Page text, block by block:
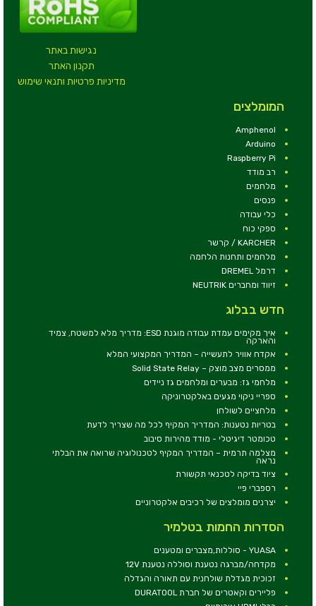
נגישות באתר
תקנון האתר
מדיניות פרטיות ותנאי שימוש
המומלצים
Amphenol
Arduino
Raspberry Pi
רב מודד
מלחמים
פנסים
כלי עבודה
ספקי כוח
KARCHER / קרשר
מלחמים ותחנות הלחמה
דרמל DREMEL
זיווד ומחברים NEUTRIK
חדש בבלוג
איך מקימים עמדת עבודה מוגנת ESD: מדריך מלא למשטח, צמיד
והארקה
אקדח אוויר לתעשייה – המדריך המקצועי המלא
ממסרים מצב מוצק – Solid State Relay
מלחמי גז: מבערים ומלחמים גז ניידים
ספריי ניקוי מגעים באלקטרוניקה
מלחציים לשולחן
בטריות נטענות: המדריך המקיף לכל מה שצריך לדעת
טכומטר דיגיטלי - מודד מהירות סיבוב
מצלמה תרמית – המדריך המקיף לטכנולוגיה שרואה את הבלתי
נראה
ציוד בדיקה לטכנאי תקשורת
רספברי פיי
יצרנים מומלצים של רכיבים אלקטרוניים
הסדרות החמות בטלמיר
YUASA - סוללות,מצברים ומטענים
מקדחה/מברגה נטענת וסוללה נטענת 12V
זכוכית מגדלת שולחנית עם תאורה והגדלה
פליירים וקאטרים של חברת DURATOOL